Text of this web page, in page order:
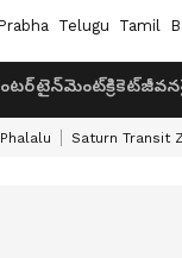
Telugu Tamil
క్రికెట్
Saturn Transit